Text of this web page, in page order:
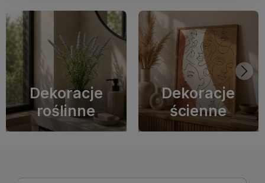
Dekoracje
roślinne
Dekoracje
ścienne